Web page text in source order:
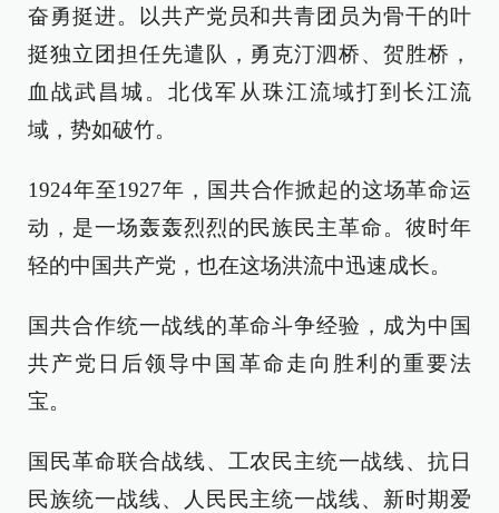
奋勇挺进。以共产党员和共青团员为骨干的叶
挺独立团担任先遣队，勇克汀泗桥、贺胜桥，
血战武昌城。北伐军从珠江流域打到长江流
域，势如破竹。
1924年至1927年，国共合作掀起的这场革命运
动，是一场轰轰烈烈的民族民主革命。彼时年
轻的中国共产党，也在这场洪流中迅速成长。
国共合作统一战线的革命斗争经验，成为中国
共产党日后领导中国革命走向胜利的重要法
宝。
国民革命联合战线、工农民主统一战线、抗日
民族统一战线、人民民主统一战线、新时期爱